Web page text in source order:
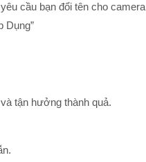
cầu bạn đổi tên cho camera
Dụng”
tận hưởng thành quả.